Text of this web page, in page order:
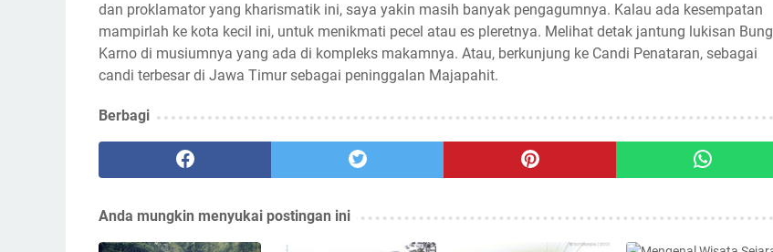
dan proklamator yang kharismatik ini, saya yakin masih banyak pengagumnya. Kalau ada kesempatan
mampirlah ke kota kecil ini, untuk menikmati pecel atau es pleretnya. Melihat detak jantung lukisan Bung
Karno di musiumnya yang ada di kompleks makamnya. Atau, berkunjung ke Candi Penataran, sebagai
candi terbesar di Jawa Timur sebagai peninggalan Majapahit.
Berbagi
Anda mungkin menyukai postingan ini